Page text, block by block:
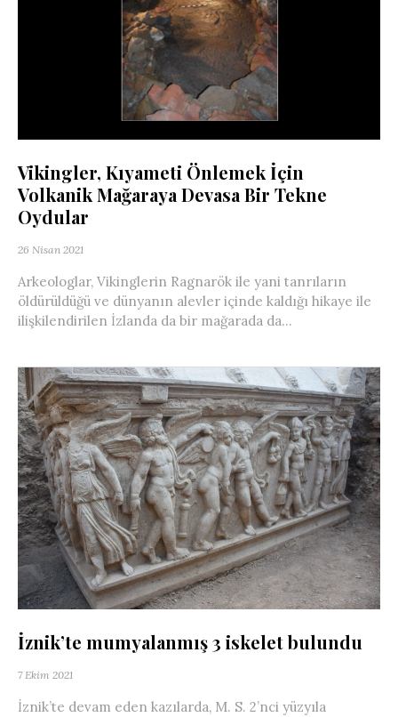
Vikingler, Kıyameti Önlemek İçin
Volkanik Mağaraya Devasa Bir Tekne
Oydular
26 Nisan 2021
Arkeologlar, Vikinglerin Ragnarök ile yani tanrıların
öldürüldüğü ve dünyanın alevler içinde kaldığı hikaye ile
ilişkilendirilen İzlanda da bir mağarada da...
İznik’te mumyalanmış 3 iskelet bulundu
7 Ekim 2021
İznik’te devam eden kazılarda, M. S. 2’nci yüzyıla